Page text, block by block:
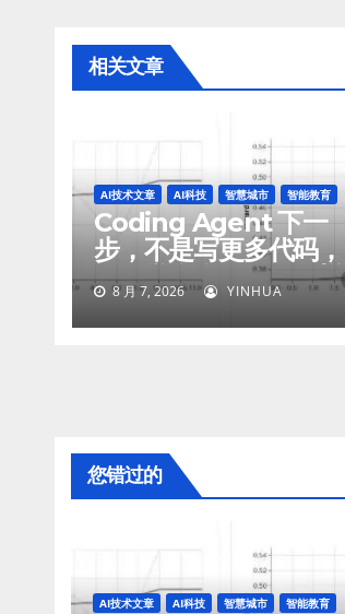
相关文章
AI技术文章 AI科技 智慧城市 智能教育
Coding Agent 下一
步，不是写更多代码，
而是学会像工程师一样
工作
8 月 7, 2026 YINHUA
您错过的
AI技术文章 AI科技 智慧城市 智能教育